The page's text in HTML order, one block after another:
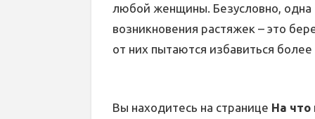
любой женщины. Безусловно, одна
возникновения растяжек – это
от них пытаются избавиться
Вы находитесь на странице На